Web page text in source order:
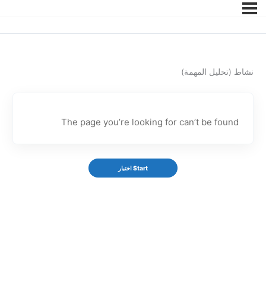
نشاط (تحليل المهمة)
The page you’re looking for can’t be found